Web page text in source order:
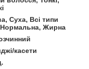
Суха, Всі типи
Нормальна, Жирна
касети